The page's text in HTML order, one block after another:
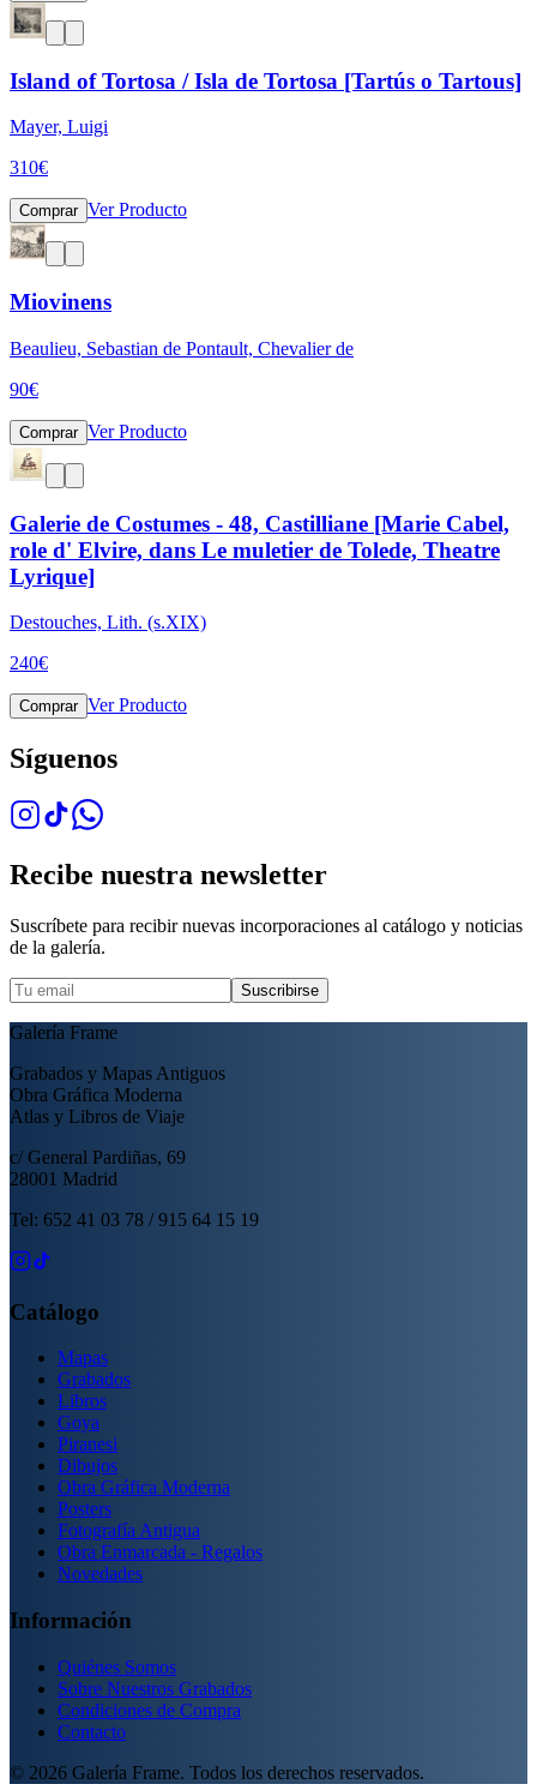
Island of Tortosa / Isla de Tortosa [Tartús o Tartous]
Mayer, Luigi
310€
Comprar Ver Producto
Miovinens
Beaulieu, Sebastian de Pontault, Chevalier de
90€
Comprar Ver Producto
Galerie de Costumes - 48, Castilliane [Marie Cabel,
role d' Elvire, dans Le muletier de Tolede, Theatre
Lyrique]
Destouches, Lith. (s.XIX)
240€
Comprar Ver Producto
Síguenos
Recibe nuestra newsletter
Suscríbete para recibir nuevas incorporaciones al catálogo y noticias
de la galería.
Suscribirse
Galería Frame
Grabados y Mapas Antiguos
Obra Gráfica Moderna
Atlas y Libros de Viaje
c/ General Pardiñas, 69
28001 Madrid
Tel: 652 41 03 78 / 915 64 15 19
Catálogo
Mapas
Grabados
Libros
Goya
Piranesi
Dibujos
Obra Gráfica Moderna
Posters
Fotografía Antigua
Obra Enmarcada - Regalos
Novedades
Información
Quiénes Somos
Sobre Nuestros Grabados
Condiciones de Compra
Contacto
© 2026 Galería Frame. Todos los derechos reservados.